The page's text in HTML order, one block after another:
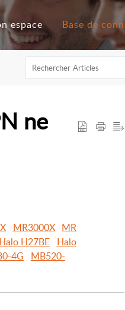
espace
ne
MR3000X MR
Halo H27BE
Halo
4G
MB520-